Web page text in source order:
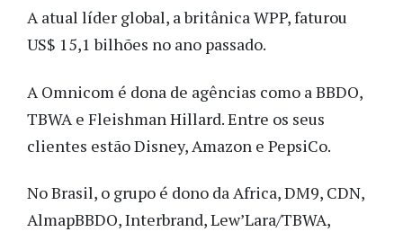
A atual líder global, a britânica WPP, faturou
US$ 15,1 bilhões no ano passado.
A Omnicom é dona de agências como a BBDO,
TBWA e Fleishman Hillard. Entre os seus
clientes estão Disney, Amazon e PepsiCo.
No Brasil, o grupo é dono da Africa, DM9, CDN,
AlmapBBDO, Interbrand, Lew’Lara/TBWA,